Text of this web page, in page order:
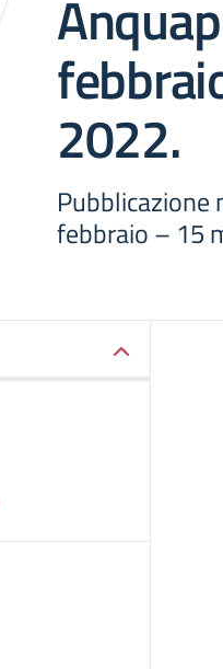
2022.
Pubblicazione
febbraio – 15